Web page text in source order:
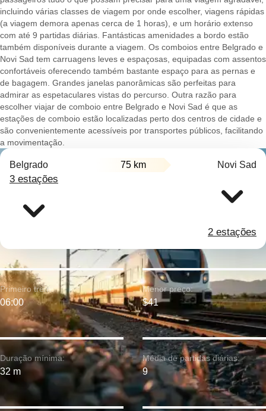
incluindo várias classes de viagem por onde escolher, viagens rápidas
(a viagem demora apenas cerca de 1 horas), e um horário extenso
com até 9 partidas diárias. Fantásticas amenidades a bordo estão
também disponíveis durante a viagem. Os comboios entre Belgrado e
Novi Sad tem carruagens leves e espaçosas, equipadas com assentos
confortáveis oferecendo também bastante espaço para as pernas e
de bagagem. Grandes janelas panorâmicas são perfeitas para
admirar as espetaculares vistas do percurso. Outra razão para
escolher viajar de comboio entre Belgrado e Novi Sad é que as
estações de comboio estão localizadas perto dos centros de cidade e
são convenientemente acessíveis por transportes públicos, facilitando
a movimentação.
Belgrado 75 km Novi Sad
3 estações
2 estações
Duração mínima:
32 m
Primeiro trem:
06:00
Menor preço:
$41
Média de partidas diárias:
9